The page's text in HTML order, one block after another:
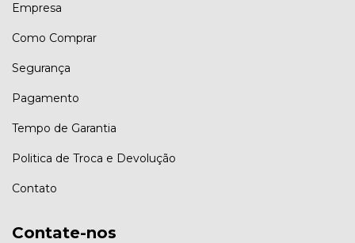
Empresa
Como Comprar
Segurança
Pagamento
Tempo de Garantia
Politica de Troca e Devolução
Contato
Contate-nos